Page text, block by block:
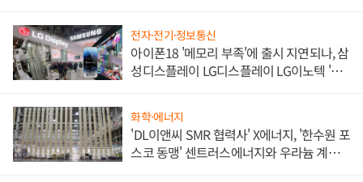
전자·전기·정보통신
아이폰18 '메모리 부족'에 출시 지연되나, 삼
성디스플레이 LG디스플레이 LG이노텍 '탈
화학·에너지
'DL이앤씨 SMR 협력사' X에너지, '한수원 포
스코 동맹' 센트러스에너지와 우라늄 계약